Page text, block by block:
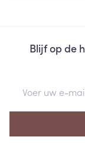
Blijf op de